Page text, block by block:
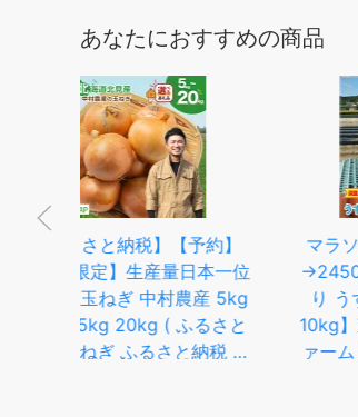
あなたにおすすめの商品
マラソン中P5倍！4900円
→2450円！淡路島産【訳あ
り うずしお追熟甘玉ねぎ
10kg】東中青果 うずしおフ
ァーム 玉ねぎ 新鮮 甘い 訳